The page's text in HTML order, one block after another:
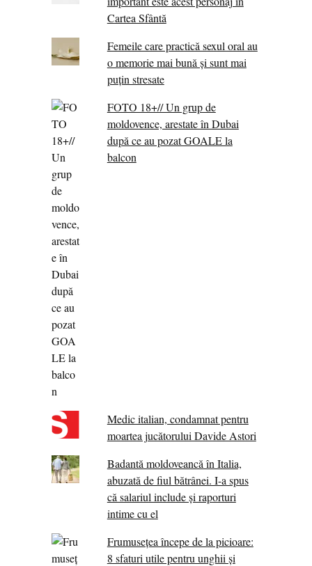
Cartea Sfântă
Femeile care practică sexul oral au
o memorie mai bună și sunt mai
puțin stresate
FOTO 18+// Un grup de
moldovence, arestate în Dubai
după ce au pozat GOALE la
balcon
Medic italian, condamnat pentru
moartea jucătorului Davide Astori
Badantă moldoveancă în Italia,
abuzată de fiul bătrânei. I-a spus
că salariul include și raporturi
intime cu el
Frumusețea începe de la picioare:
8 sfaturi utile pentru unghii și